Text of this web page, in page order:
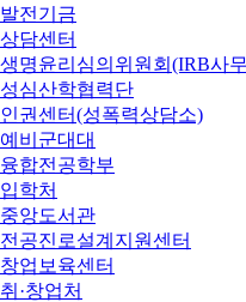
발전기금
상담센터
생명윤리심의위원회(IRB사
성심산학협력단
인권센터(성폭력상담소)
예비군대대
융합전공학부
입학처
중앙도서관
전공진로설계지원센터
창업보육센터
취·창업처